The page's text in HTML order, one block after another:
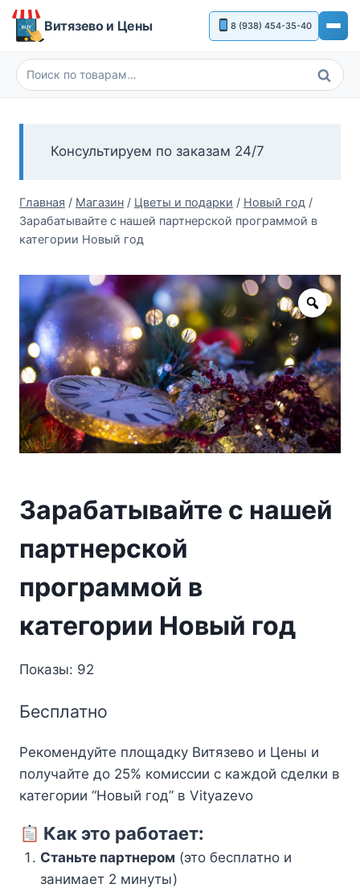
Перейти
Витязево и Цены 8 (938) 454-35-40
Искать:
Поиск
Консультируем по заказам 24/7
Главная / Магазин / Цветы и подарки / Новый год /
Зарабатывайте с нашей партнерской программой в
категории Новый год
Zoom
Зарабатывайте с нашей
партнерской
программой в
категории Новый год
Показы: 92
Бесплатно
Рекомендуйте площадку Витязево и Цены и
получайте до 25% комиссии с каждой сделки в
категории “Новый год” в Vityazevo
Как это работает:
Станьте партнером (это бесплатно и
занимает 2 минуты)